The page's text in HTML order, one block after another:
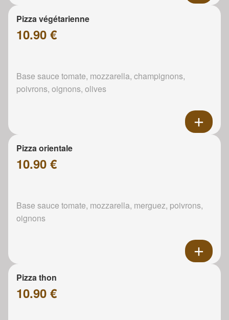
Pizza végétarienne
10.90 €
Base sauce tomate, mozzarella, champignons,
poivrons, oignons, olives
Pizza orientale
10.90 €
Base sauce tomate, mozzarella, merguez, poivrons,
oignons
Pizza thon
10.90 €